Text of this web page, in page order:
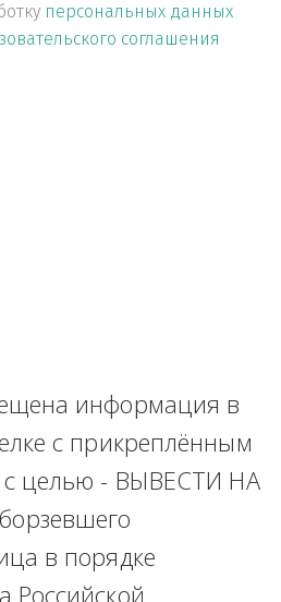
персональных данных
соглашения
информация в
с прикреплённым
с целью - ВЫВЕСТИ НА
в порядке
Российской